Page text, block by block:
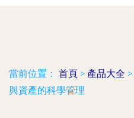
當前位置： 首頁 > 產品大全 >
與資產的科學管理